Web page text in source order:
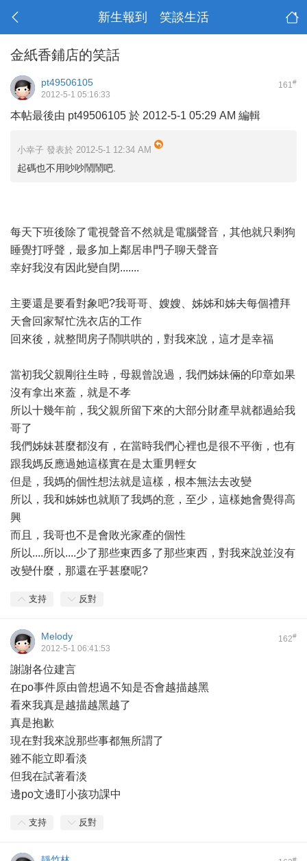
新生報到 笑談生活
金紙香鋪店的笑話
161#
pt49506105
2012-5-1 05:16:33
本帖最後由 pt49506105 於 2012-5-1 05:29 AM 編輯
小幸子 發表於 2012-5-1 12:34 AM
起碼也不用吵吵鬧鬧吧.
每天下班後除了電視聲音不然就是電腦聲音，其他就只剩狗
睡覺打呼聲，最多加上鄰居串門子聊天聲音
幸好我沒有因此變自閉.......
主要還是要看對象吧?我哥哥、嫂嫂、姊姊和姊夫每個禮拜
天會回家幫忙洗衣店的工作
回來後，就整間房子鬧哄哄的，對我來說，這才是幸福
當初我父親剛往生時，母親曾說過，我們姊妹倆的印章如果
沒有拿出來蓋，就是不孝
所以十幾年前，我父親所留下來的大部分財產早就都過給我
哥了
我們姊妹甚麼都沒有，在當時我們心裡也是很不平衡，也有
跟我媽反應過她這樣實在是太重男輕女
但是，我媽的個性想法就是這樣，根本無法去改變
所以，我和姊姊也就順了我媽的意，至少，這樣她會覺得高
興
而且，我哥也不是會敗光家產的個性
所以....所以....少了那些東西多了那些東西，對我來說並沒有
改變什麼，那還在乎甚麼呢?
支持 反對
162#
Melody
2012-5-1 06:41:53
謝謝各位建言
在po事件原由曾想過不知是否會越描越黑
看來我真是越描越黑越了
真是抱歉
現在對我來說那些事都無所謂了
雖不能立即看淡
但我在試著看淡
邊po文邊盯小孩功課中
支持 反對
#